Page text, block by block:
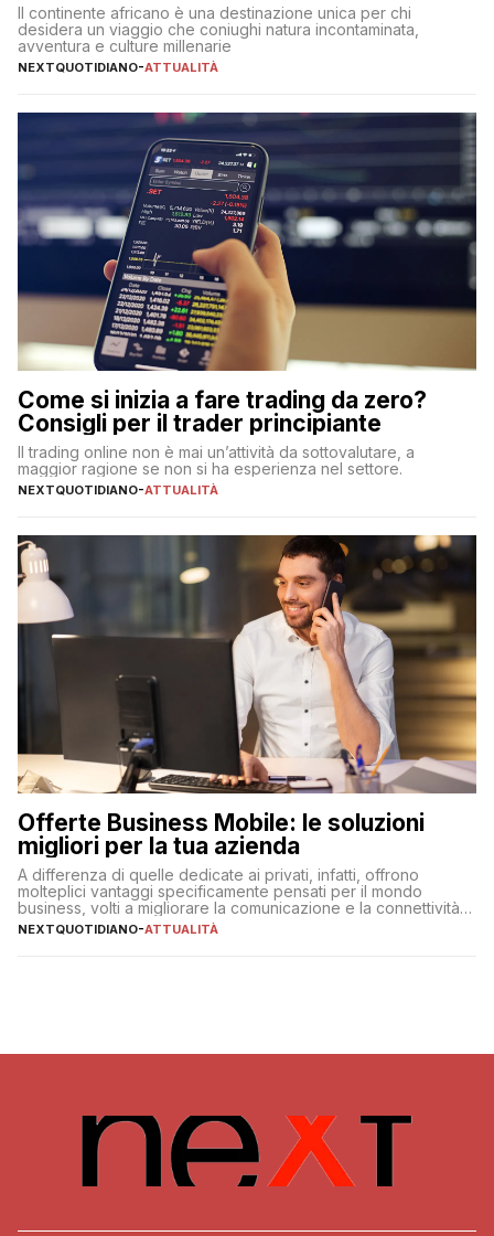
Il continente africano è una destinazione unica per chi
desidera un viaggio che coniughi natura incontaminata,
avventura e culture millenarie
NEXTQUOTIDIANO-ATTUALITÀ
Come si inizia a fare trading da zero?
Consigli per il trader principiante
Il trading online non è mai un’attività da sottovalutare, a
maggior ragione se non si ha esperienza nel settore.
NEXTQUOTIDIANO-ATTUALITÀ
Offerte Business Mobile: le soluzioni
migliori per la tua azienda
A differenza di quelle dedicate ai privati, infatti, offrono
molteplici vantaggi specificamente pensati per il mondo
business, volti a migliorare la comunicazione e la connettività
degli utenti
NEXTQUOTIDIANO-ATTUALITÀ